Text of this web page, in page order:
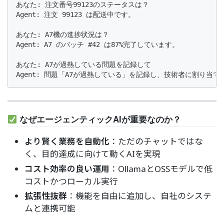
あなた: 注文番号99123のステータスは？
Agent: 注文 99123 は配送中です。
あなた: A7機の進捗状況は？
Agent: A7 のバッチ #42 は87%完了しています。
あなた: A7が過熱している問題を記録して
Agent: 問題「A7が過熱している」を記録し、技術者に割り当て
なぜエージェンティックAIが重要なのか？
より賢く業務を自動化 ：ただのチャットではな
く、目的達成に向けて動くAIを実現
コスト効率の良い運用 ：OllamaとOSSモデルで低
コストかつローカル実行
拡張性抜群：機能を自由に追加し、自社のシステ
ムと連携可能